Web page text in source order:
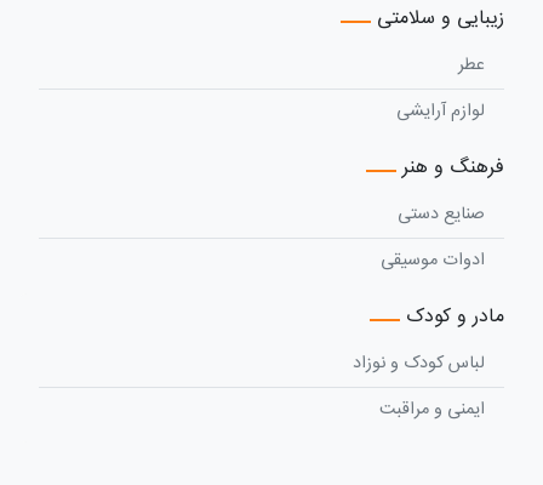
زیبایی و سلامتی
عطر
لوازم آرایشی
فرهنگ و هنر
صنایع دستی
ادوات موسیقی
مادر و کودک
لباس کودک و نوزاد
ایمنی و مراقبت